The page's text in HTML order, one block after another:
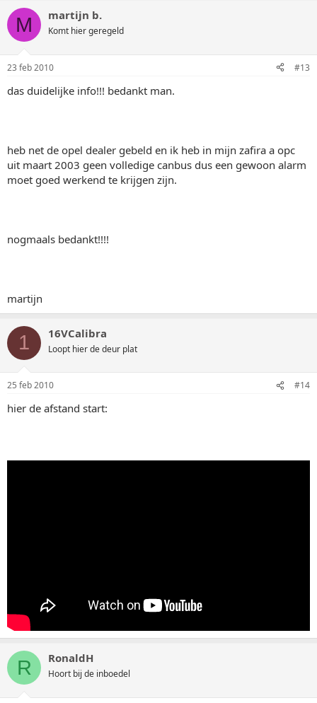
M martijn b.
Komt hier geregeld
23 feb 2010 #13
das duidelijke info!!! bedankt man.
heb net de opel dealer gebeld en ik heb in mijn zafira a opc
uit maart 2003 geen volledige canbus dus een gewoon alarm
moet goed werkend te krijgen zijn.
nogmaals bedankt!!!!
martijn
1 16VCalibra
Loopt hier de deur plat
25 feb 2010 #14
hier de afstand start:
R RonaldH
Hoort bij de inboedel